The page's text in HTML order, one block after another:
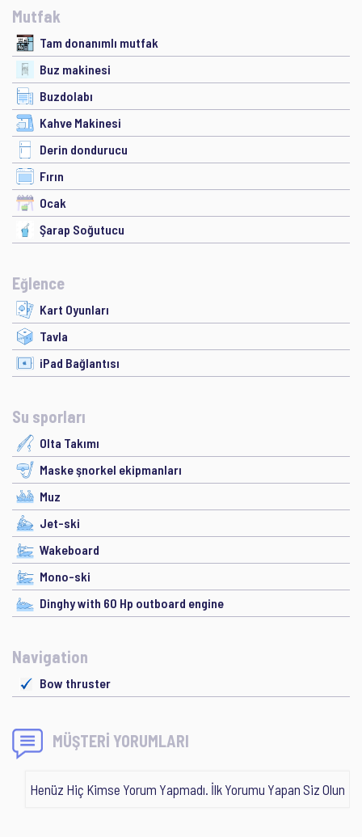
Mutfak
Tam donanımlı mutfak
Buz makinesi
Buzdolabı
Kahve Makinesi
Derin dondurucu
Fırın
Ocak
Şarap Soğutucu
Eğlence
Kart Oyunları
Tavla
iPad Bağlantısı
Su sporları
Olta Takımı
Maske şnorkel ekipmanları
Muz
Jet-ski
Wakeboard
Mono-ski
Dinghy with 60 Hp outboard engine
Navigation
Bow thruster
MÜŞTERİ YORUMLARI
Henüz Hiç Kimse Yorum Yapmadı. İlk Yorumu Yapan Siz Olun